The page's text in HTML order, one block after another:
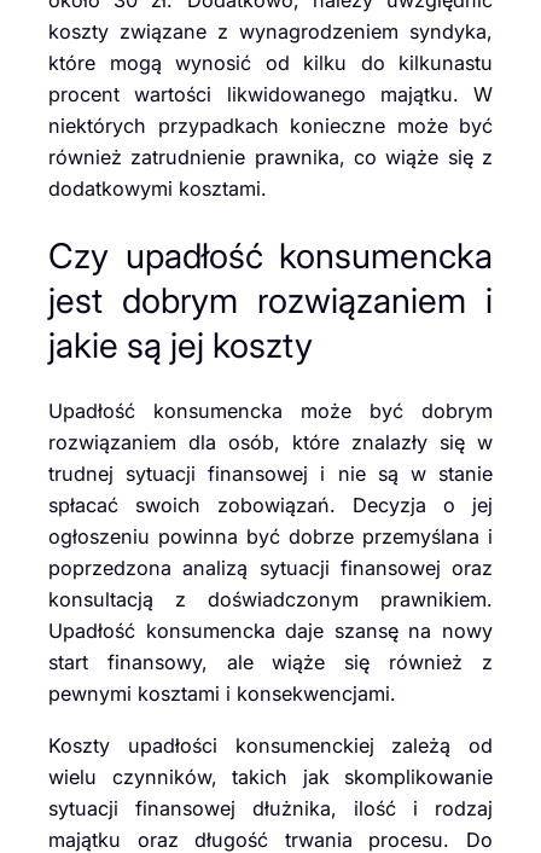
koszty związane z wynagrodzeniem syndyka,
które mogą wynosić od kilku do kilkunastu
procent wartości likwidowanego majątku. W
niektórych przypadkach konieczne może być
również zatrudnienie prawnika, co wiąże się z
dodatkowymi kosztami.
Czy upadłość konsumencka
jest dobrym rozwiązaniem i
jakie są jej koszty
Upadłość konsumencka może być dobrym
rozwiązaniem dla osób, które znalazły się w
trudnej sytuacji finansowej i nie są w stanie
spłacać swoich zobowiązań. Decyzja o jej
ogłoszeniu powinna być dobrze przemyślana i
poprzedzona analizą sytuacji finansowej oraz
konsultacją z doświadczonym prawnikiem.
Upadłość konsumencka daje szansę na nowy
start finansowy, ale wiąże się również z
pewnymi kosztami i konsekwencjami.
Koszty upadłości konsumenckiej zależą od
wielu czynników, takich jak skomplikowanie
sytuacji finansowej dłużnika, ilość i rodzaj
majątku oraz długość trwania procesu. Do